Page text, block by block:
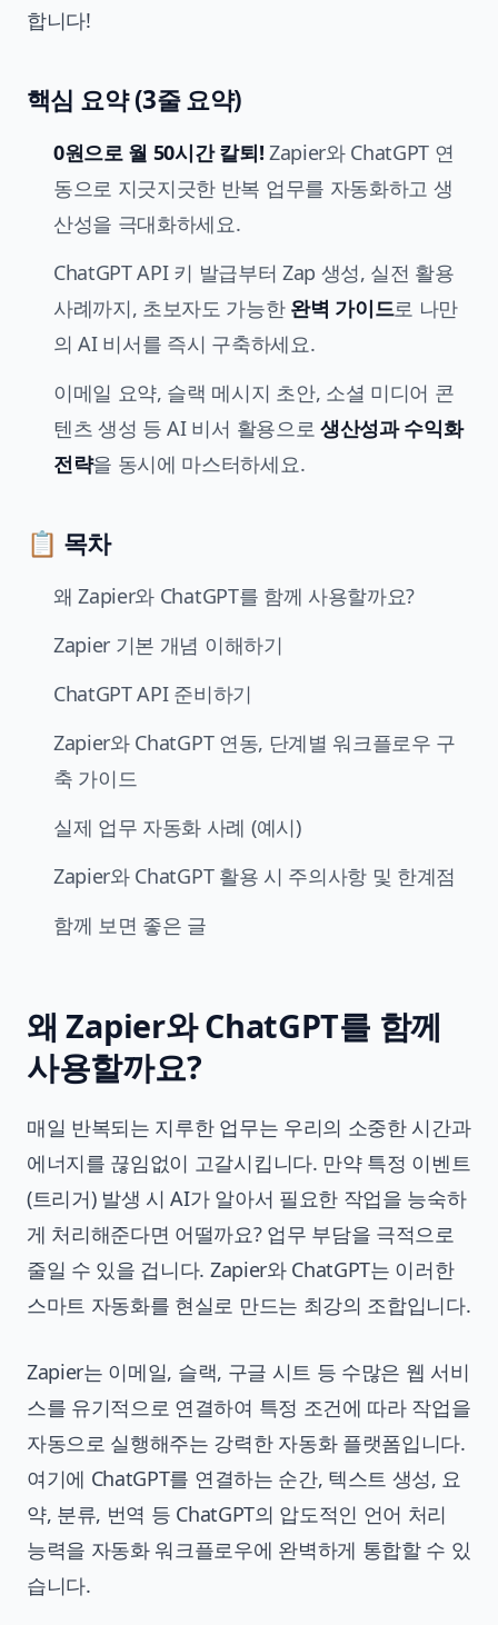
합니다!
핵심 요약 (3줄 요약)
0원으로 월 50시간 칼퇴! Zapier와 ChatGPT 연
동으로 지긋지긋한 반복 업무를 자동화하고 생
산성을 극대화하세요.
ChatGPT API 키 발급부터 Zap 생성, 실전 활용
사례까지, 초보자도 가능한 완벽 가이드로 나만
의 AI 비서를 즉시 구축하세요.
이메일 요약, 슬랙 메시지 초안, 소셜 미디어 콘
텐츠 생성 등 AI 비서 활용으로 생산성과 수익화
전략을 동시에 마스터하세요.
📋 목차
왜 Zapier와 ChatGPT를 함께 사용할까요?
Zapier 기본 개념 이해하기
ChatGPT API 준비하기
Zapier와 ChatGPT 연동, 단계별 워크플로우 구
축 가이드
실제 업무 자동화 사례 (예시)
Zapier와 ChatGPT 활용 시 주의사항 및 한계점
함께 보면 좋은 글
왜 Zapier와 ChatGPT를 함께
사용할까요?
매일 반복되는 지루한 업무는 우리의 소중한 시간과
에너지를 끊임없이 고갈시킵니다. 만약 특정 이벤트
(트리거) 발생 시 AI가 알아서 필요한 작업을 능숙하
게 처리해준다면 어떨까요? 업무 부담을 극적으로
줄일 수 있을 겁니다. Zapier와 ChatGPT는 이러한
스마트 자동화를 현실로 만드는 최강의 조합입니다.
Zapier는 이메일, 슬랙, 구글 시트 등 수많은 웹 서비
스를 유기적으로 연결하여 특정 조건에 따라 작업을
자동으로 실행해주는 강력한 자동화 플랫폼입니다.
여기에 ChatGPT를 연결하는 순간, 텍스트 생성, 요
약, 분류, 번역 등 ChatGPT의 압도적인 언어 처리
능력을 자동화 워크플로우에 완벽하게 통합할 수 있
습니다.